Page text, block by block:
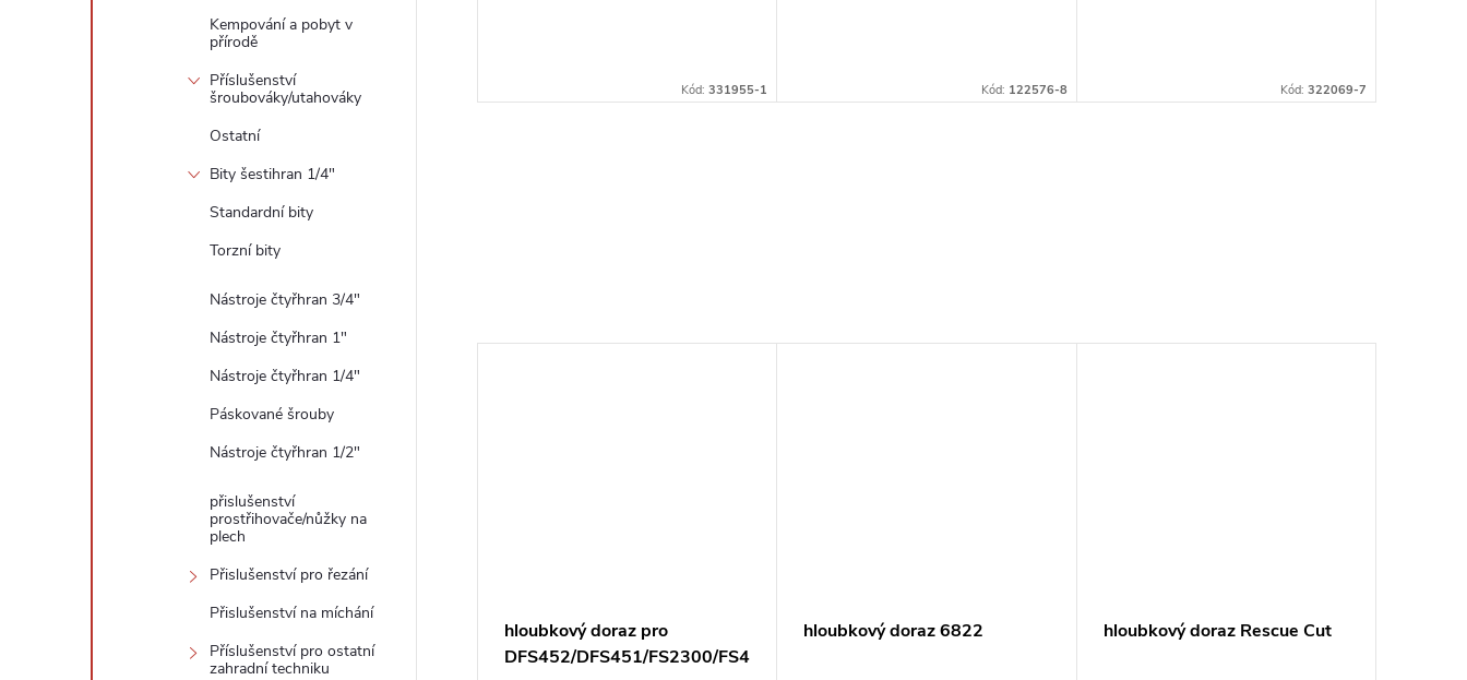
Kempování a pobyt v
přírodě
Příslušenství
šroubováky/utahováky
Ostatní
Bity šestihran 1/4"
Standardní bity
Torzní bity
Nástroje čtyřhran 3/4"
Nástroje čtyřhran 1"
Nástroje čtyřhran 1/4"
Páskované šrouby
Nástroje čtyřhran 1/2"
přislušenství
prostřihovače/nůžky na
plech
Přislušenství pro řezání
Přislušenství na míchání
Příslušenství pro ostatní
zahradní techniku
Kód:331955-1 Kód: 122576-8 Kód: 322069-7
hloubkový doraz pro
DFS452/DFS451/FS2300/FS4000/FS4300/FS6300R/FS2500=old195602-
hloubkový doraz 6822 hloubkový doraz Rescue Cut